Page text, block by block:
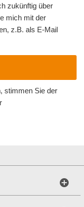
zukünftig über
mich mit der
z.B. als E-Mail
stimmen Sie der